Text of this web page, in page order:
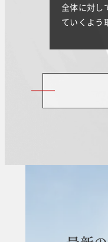
全体に対し
ていくよう